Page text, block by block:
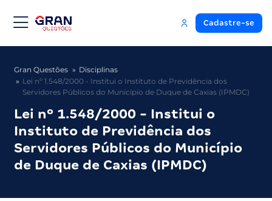
Cadastre-se
Gran Questões
Disciplinas
Lei nº 1.548/2000 - Institui o Instituto de Previdência dos
Servidores Públicos do Município de Duque de Caxias (IPMDC)
Lei nº 1.548/2000 - Institui o
Instituto de Previdência dos
Servidores Públicos do Município
de Duque de Caxias (IPMDC)